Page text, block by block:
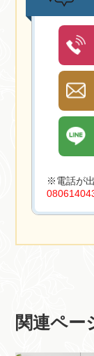
※電話が
関連ペー